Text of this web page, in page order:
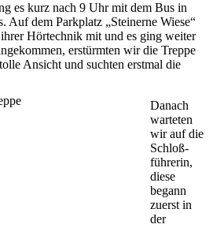
es kurz nach 9 Uhr mit dem Bus in
Auf dem Parkplatz „Steinerne Wiese“
Hörtechnik mit und es ging weiter
erstürmten wir die Treppe
Ansicht und suchten erstmal die
Danach
warteten
wir auf die
Schloß-
führerin,
diese
begann
zuerst in
der